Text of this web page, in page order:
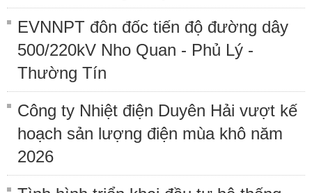
EVNNPT đôn đốc tiến độ đường dây
500/220kV Nho Quan - Phủ Lý -
Thường Tín
Công ty Nhiệt điện Duyên Hải vượt kế
hoạch sản lượng điện mùa khô năm
2026